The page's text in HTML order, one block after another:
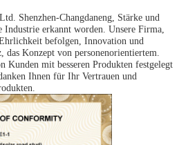
Shenzhen-Changdaneng, Stärke und
erkannt worden. Unsere Firma,
befolgen, Innovation und
Konzept von personenorientiertem.
Kunden mit besseren Produkten festgelegt
Ihnen für Ihr Vertrauen und